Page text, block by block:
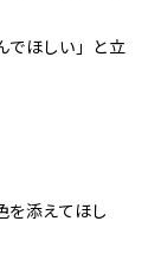
でほしい」と立
を添えてほし